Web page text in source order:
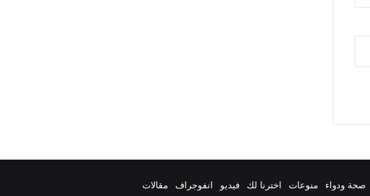
صحة ودواء منوعات اخترنا لك فيديو انفوجراف مقالات